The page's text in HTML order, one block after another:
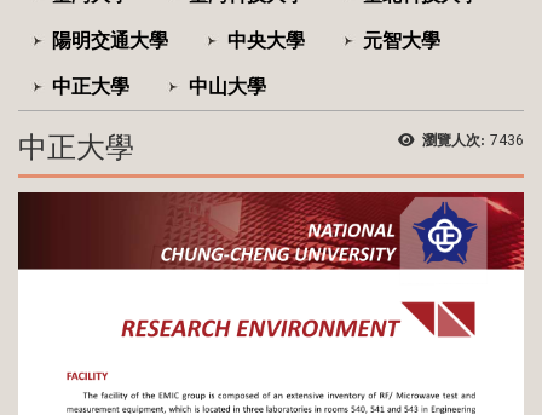
陽明交通大學
中央大學
元智大學
中正大學
中山大學
瀏覽人次: 7436
中正大學